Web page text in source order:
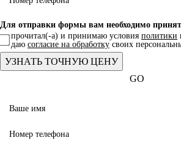
Для отправки формы вам необходимо
прочитал(-а) и принимаю условия политики
даю согласие на обработку своих
GO